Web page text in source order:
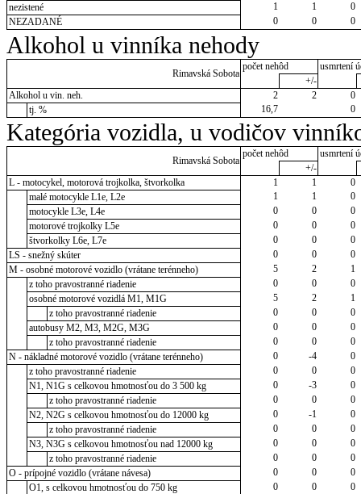
nezistené
1 1
0
NEZADANÉ
0 0 0
Alkohol u vinníka nehody
Rimavská Sobota
počet nehôd
usmrtení
+/-
Alkohol u vin. neh.
2 2
0
tj. %
16,7 0
Kategória vozidla, u vodičov
Rimavská Sobota
počet nehôd
usmrtení
+/-
L - motocykel, motorová trojkolka, štvorkolka
1 1
0
malé motocykle L1e, L2e
1 1
0
motocykle L3e, L4e
0 0
0
motorové trojkolky L5e
0 0
0
štvorkolky L6e, L7e
0 0
0
LS - snežný skúter
0 0
0
M - osobné motorové vozidlo (vrátane terénneho)
5 2
1
z toho pravostranné riadenie
0 0
0
osobné motorové vozidlá M1, M1G
5 2
1
z toho pravostranné riadenie
0 0
0
autobusy M2, M3, M2G, M3G
0 0
0
z toho pravostranné riadenie
0 0
0
N - nákladné motorové vozidlo (vrátane terénneho)
0 -4
0
z toho pravostranné riadenie
0 0
0
N1, N1G s celkovou hmotnosťou do 3 500 kg
0 -3
0
z toho pravostranné riadenie
0 0
0
N2, N2G s celkovou hmotnosťou do 12000 kg
0 -1
0
z toho pravostranné riadenie
0 0
0
N3, N3G s celkovou hmotnosťou nad 12000 kg
0 0
0
z toho pravostranné riadenie
0 0
0
O - prípojné vozidlo (vrátane návesa)
0 0
0
O1, s celkovou hmotnosťou do 750 kg
0 0
0